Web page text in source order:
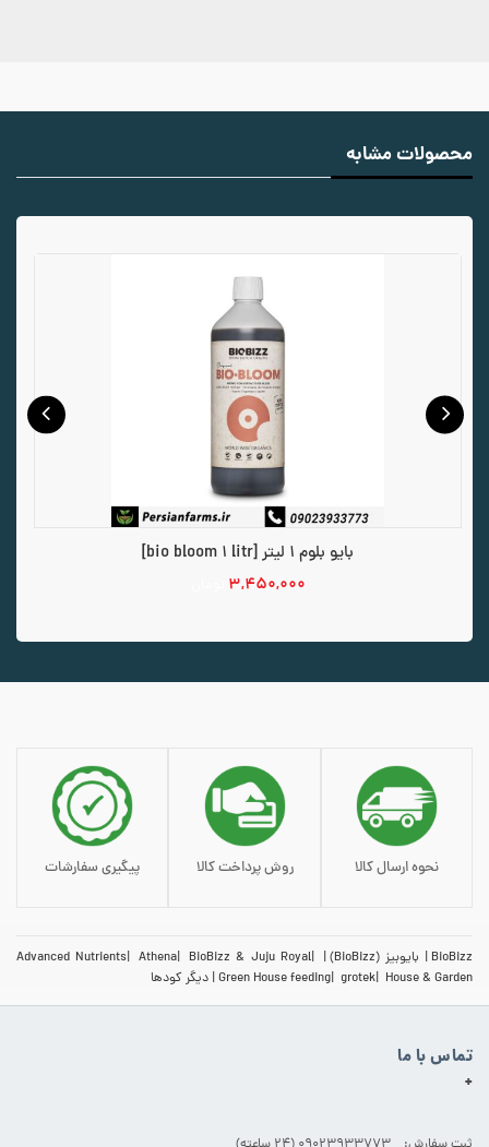
محصولات مشابه
بایو بلوم 1 لیتر [bio bloom 1 litr]
۳,۴۵۰,۰۰۰
نحوه ارسال کالا روش پرداخت کالا پیگیری سفارشات
BioBizz بایوبیز (BioBizz) Advanced Nutrients Athena
BioBizz & Juju Royal
Green House feeding grotek House & Garden دیگر کودها
تماس با ما
+